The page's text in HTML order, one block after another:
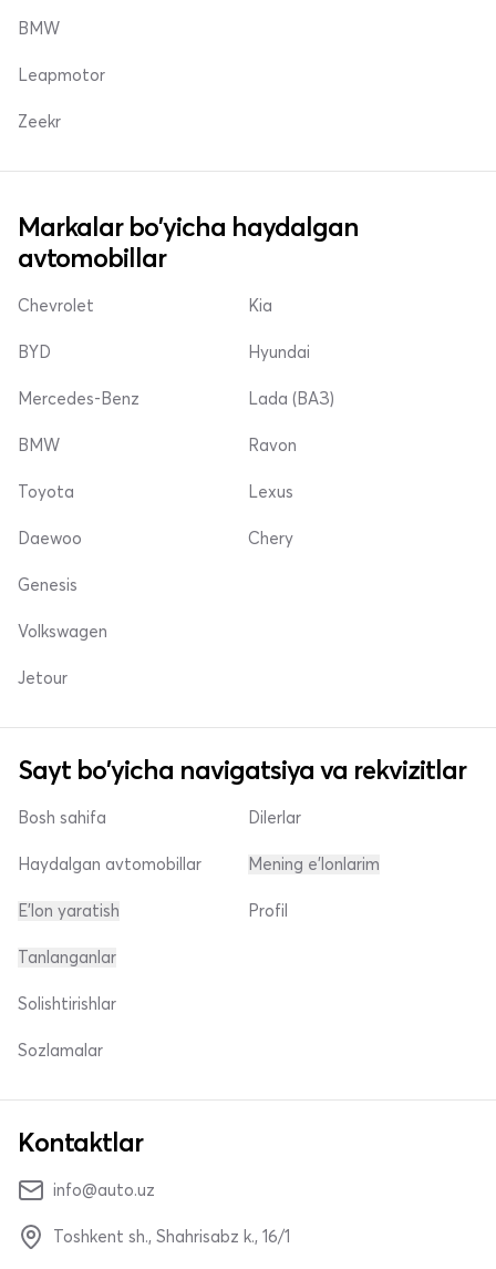
BMW
Leapmotor
Zeekr
Markalar bo'yicha haydalgan
avtomobillar
Chevrolet
BYD
Mercedes-Benz
Kia
Hyundai
Lada (ВАЗ)
BMW
Toyota
Daewoo
Ravon
Lexus
Chery
Genesis
Volkswagen
Jetour
Sayt bo'yicha navigatsiya va rekvizitlar
Bosh sahifa
Haydalgan avtomobillar
E'lon yaratish
Dilerlar
Mening e'lonlarim
Profil
Tanlanganlar
Solishtirishlar
Sozlamalar
Kontaktlar
info@auto.uz
Toshkent sh., Shahrisabz k., 16/1